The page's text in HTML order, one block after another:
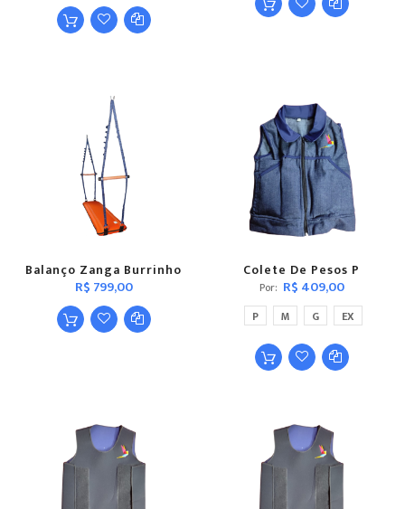
Balanço Zanga Burrinho
R$ 799,00
Colete De Pesos P
Por R$ 409,00
P M G EX